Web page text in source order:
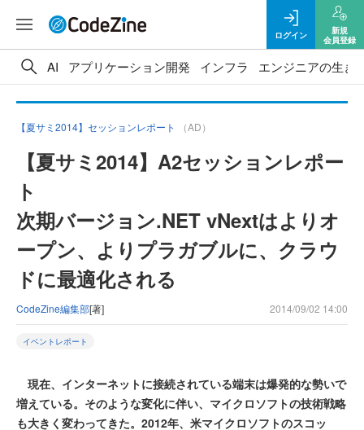
ログイン
新規
会員登録
AI アプリケーション開発 インフラ エンジニアの生き
【夏サミ2014】セッションレポート （AD）
【夏サミ2014】A2セッションレポー
ト
次期バージョン.NET vNextはよりオ
ープン、よりプラガブルに、クラウ
ドに最適化される
CodeZine編集部[著] 2014/09/02 14:00
イベントレポート
現在、インターネットに接続されている端末は爆発的な勢いで
増えている。そのような変化に伴い、マイクロソフトの技術戦略
も大きく変わってきた。2012年、米マイクロソフトのスコッ